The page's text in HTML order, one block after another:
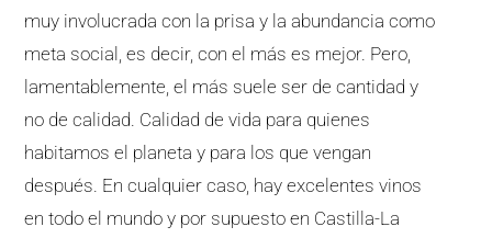
muy involucrada con la prisa y la abundancia como
meta social, es decir, con el más es mejor. Pero,
lamentablemente, el más suele ser de cantidad y
no de calidad. Calidad de vida para quienes
habitamos el planeta y para los que vengan
después. En cualquier caso, hay excelentes vinos
en todo el mundo y por supuesto en Castilla-La